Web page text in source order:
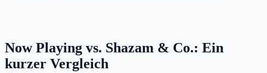
Now Playing vs. Shazam & Co.: Ein
kurzer Vergleich